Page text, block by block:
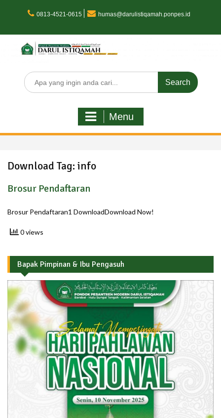
0813-4521-0615 humas@darulistiqamah.ponpes.id
Search
for:
Menu
Download Tag: info
Brosur Pendaftaran
Brosur Pendaftaran1 DownloadDownload Now!
0 views
Bapak Pimpinan & Ibu Pengasuh